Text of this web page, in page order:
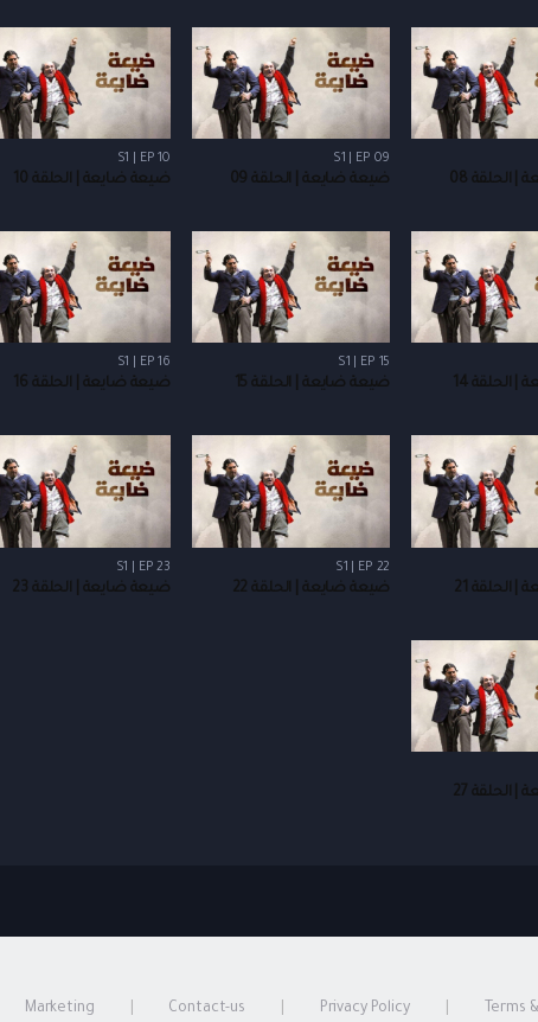
الحلقة 08
S1 | EP 09
ضيعة ضايعة | الحلقة 09
S1 | EP 10
ضيعة ضايعة | الحلقة 10
الحلقة 14
S1 | EP 15
ضيعة ضايعة | الحلقة 15
S1 | EP 16
ضيعة ضايعة | الحلقة 16
الحلقة 21
S1 | EP 22
ضيعة ضايعة | الحلقة 22
S1 | EP 23
ضيعة ضايعة | الحلقة 23
الحلقة 27
Terms
Privacy Policy
Contact-us
Marketing